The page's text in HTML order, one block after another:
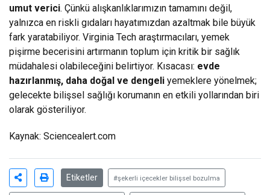
umut verici. Çünkü alışkanlıklarımızın tamamını değil,
yalnızca en riskli gıdaları hayatımızdan azaltmak bile büyük
fark yaratabiliyor. Virginia Tech araştırmacıları, yemek
pişirme becerisini artırmanın toplum için kritik bir sağlık
müdahalesi olabileceğini belirtiyor. Kısacası: evde
hazırlanmış, daha doğal ve dengeli yemeklere yönelmek;
gelecekte bilişsel sağlığı korumanın en etkili yollarından biri
olarak gösteriliyor.
Kaynak: Sciencealert.com
Etiketler #şekerli içecekler bilişsel bozulma